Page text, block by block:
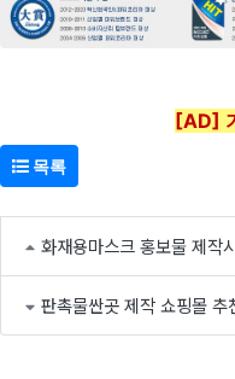
[AD]
목록
화재용마스크 홍보물 제작
판촉물싼곳 제작 쇼핑몰